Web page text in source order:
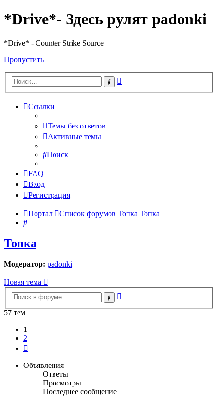
*Drive*- Здесь рулят padonki
*Drive* - Counter Strike Source
Пропустить
Поиск
Ссылки
Темы без ответов
Активные темы
Поиск
FAQ
Вход
Регистрация
Портал Список форумов Топка Топка
Поиск
Топка
Модератор: padonki
Новая тема
Поиск
57 тем
1
2
Объявления
Ответы
Просмотры
Последнее сообщение